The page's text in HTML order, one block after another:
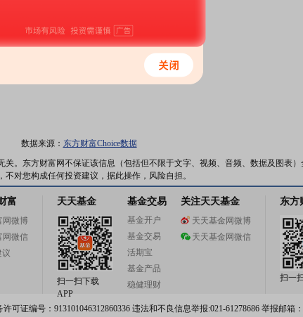
数据来源： 东方财富Choice数据
。东方财富网不保证该信息（包括但不限于文字、视频、音频、数据及图表
对您构成任何投资建议，据此操作，风险自担。
富
网微博
网微信
议
天天基金
扫一扫下载
APP
基金交易
基金开户
基金交易
活期宝
基金产品
稳健理财
关注天天基金
天天基金网微博
天天基金网微信
东方
扫一
证编号：913101046312860336 违法和不良信息举报:021-61278686 举报邮箱：